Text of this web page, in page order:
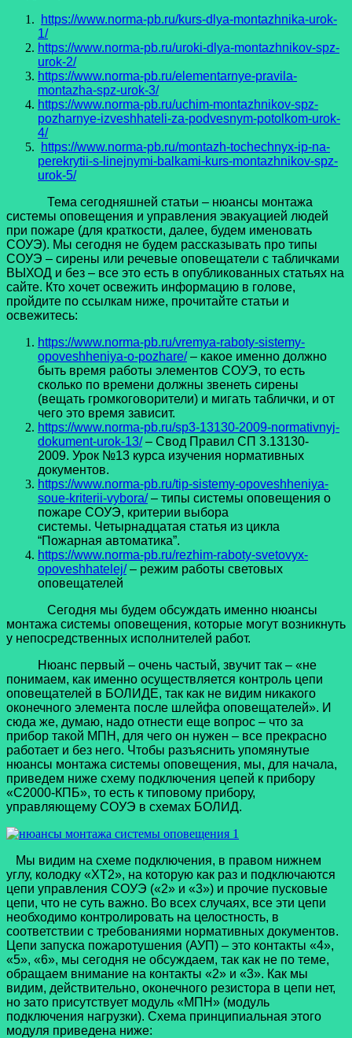
https://www.norma-pb.ru/kurs-dlya-montazhnika-urok-
1/
https://www.norma-pb.ru/uroki-dlya-montazhnikov-spz-
urok-2/
https://www.norma-pb.ru/elementarnye-pravila-
montazha-spz-urok-3/
https://www.norma-pb.ru/uchim-montazhnikov-spz-
pozharnye-izveshhateli-za-podvesnym-potolkom-urok-
4/
https://www.norma-pb.ru/montazh-tochechnyx-ip-na-
perekrytii-s-linejnymi-balkami-kurs-montazhnikov-spz-
urok-5/
Тема сегодняшней статьи – нюансы монтажа
системы оповещения и управления эвакуацией людей
при пожаре (для краткости, далее, будем именовать
СОУЭ). Мы сегодня не будем рассказывать про типы
СОУЭ – сирены или речевые оповещатели с табличками
ВЫХОД и без – все это есть в опубликованных статьях на
сайте. Кто хочет освежить информацию в голове,
пройдите по ссылкам ниже, прочитайте статьи и
освежитесь:
https://www.norma-pb.ru/vremya-raboty-sistemy-
opoveshheniya-o-pozhare/– какое именно должно
быть время работы элементов СОУЭ, то есть
сколько по времени должны звенеть сирены
(вещать громкоговорители) и мигать таблички, и от
чего это время зависит.
https://www.norma-pb.ru/sp3-13130-2009-normativnyj-
dokument-urok-13/– Свод Правил СП 3.13130-
2009. Урок №13 курса изучения нормативных
документов.
https://www.norma-pb.ru/tip-sistemy-opoveshheniya-
soue-kriterii-vybora/– типы системы оповещения о
пожаре СОУЭ, критерии выбора
системы. Четырнадцатая статья из цикла
“Пожарная автоматика”.
https://www.norma-pb.ru/rezhim-raboty-svetovyx-
opoveshhatelej/– режим работы световых
оповещателей
Сегодня мы будем обсуждать именно нюансы
монтажа системы оповещения, которые могут возникнуть
у непосредственных исполнителей работ.
Нюанс первый – очень частый, звучит так – «не
понимаем, как именно осуществляется контроль цепи
оповещателей в БОЛИДЕ, так как не видим никакого
оконечного элемента после шлейфа оповещателей». И
сюда же, думаю, надо отнести еще вопрос – что за
прибор такой МПН, для чего он нужен – все прекрасно
работает и без него. Чтобы разъяснить упомянутые
нюансы монтажа системы оповещения, мы, для начала,
приведем ниже схему подключения цепей к прибору
«С2000-КПБ», то есть к типовому прибору,
управляющему СОУЭ в схемах БОЛИД.
Мы видим на схеме подключения, в правом нижнем
углу, колодку «ХТ2», на которую как раз и подключаются
цепи управления СОУЭ («2» и «3») и прочие пусковые
цепи, что не суть важно. Во всех случаях, все эти цепи
необходимо контролировать на целостность, в
соответствии с требованиями нормативных документов.
Цепи запуска пожаротушения (АУП) – это контакты «4»,
«5», «6», мы сегодня не обсуждаем, так как не по теме,
обращаем внимание на контакты «2» и «3». Как мы
видим, действительно, оконечного резистора в цепи нет,
но зато присутствует модуль «МПН» (модуль
подключения нагрузки). Схема принципиальная этого
модуля приведена ниже: